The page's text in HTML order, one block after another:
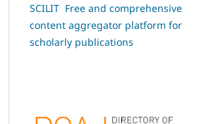
SCILIT Free and comprehensive
content aggregator platform for
scholarly publications